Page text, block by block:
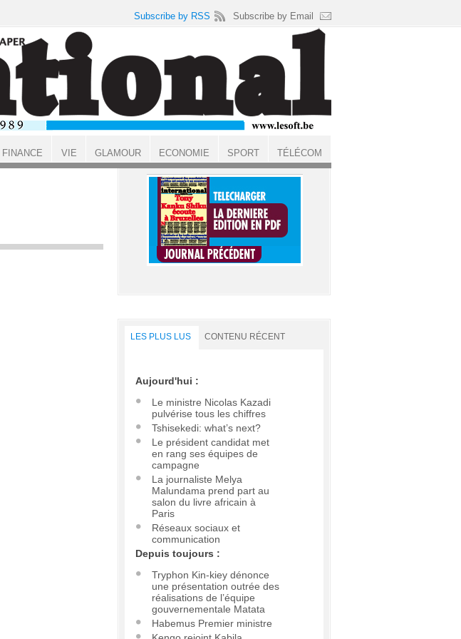
LES PLUS LUS CONTENU RÉCENT
Aujourd'hui :
Le ministre Nicolas Kazadi
pulvérise tous les chiffres
Tshisekedi: what’s next?
Le président candidat met
en rang ses équipes de
campagne
La journaliste Melya
Malundama prend part au
salon du livre africain à
Paris
Réseaux sociaux et
communication
Depuis toujours :
Tryphon Kin-kiey dénonce
une présentation outrée des
réalisations de l’équipe
gouvernementale Matata
Habemus Premier ministre
Subscribe by RSS Subscribe by Email
FINANCE VIE GLAMOUR ECONOMIE SPORT TÉLÉCOM